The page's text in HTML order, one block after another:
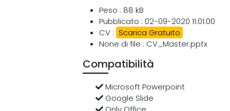
Peso : 88 kB
Pubblicato : 02-09-2020 11:01:00
CV : Scarica Gratuito
None di file : CV_Master.pptx
Compatibilità
Microsoft Powerpoint
Google Slide